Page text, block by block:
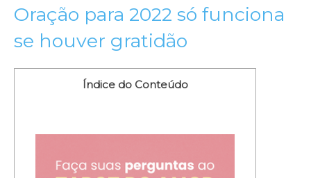
Oração para 2022 só funciona
se houver gratidão
Índice do Conteúdo